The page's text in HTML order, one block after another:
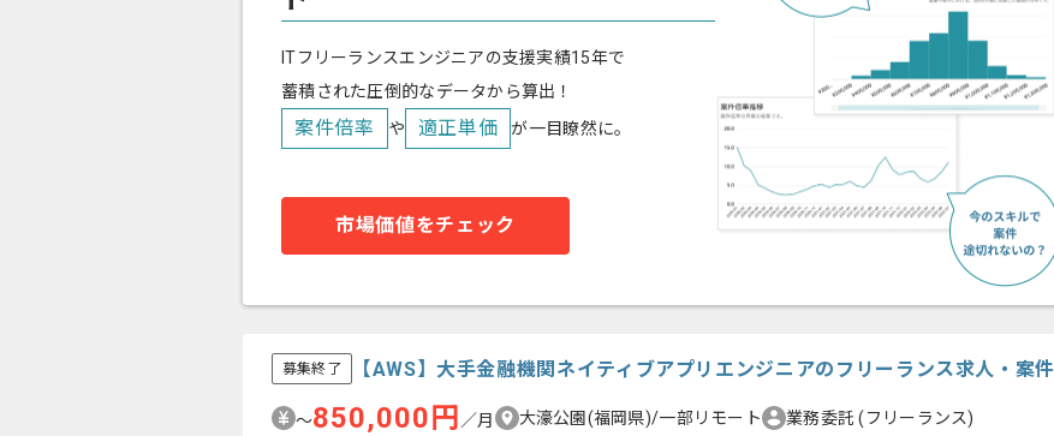
ITフリーランスエンジニアの支援実績15年で
蓄積された圧倒的なデータから算出！
案件倍率 や 適正単価 が一目瞭然に。
市場価値をチェック
募集終了 【AWS】大手金融機関ネイティブアプリエンジニアのフリーランス求人・案件
〜850,000円 ／月 大濠公園(福岡県)/一部リモート 業務委託(フリーランス)